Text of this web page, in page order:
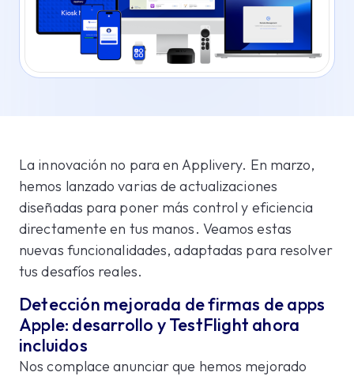
La innovación no para en Applivery. En marzo,
hemos lanzado varias de actualizaciones
diseñadas para poner más control y eficiencia
directamente en tus manos. Veamos estas
nuevas funcionalidades, adaptadas para resolver
tus desafíos reales.
Detección mejorada de firmas de apps
Apple: desarrollo y TestFlight ahora
incluidos
Nos complace anunciar que hemos mejorado